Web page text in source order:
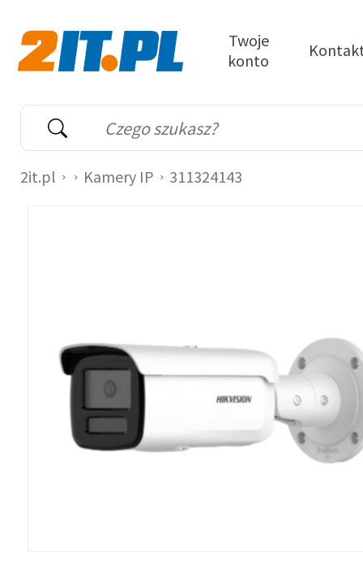
Wyszukiwarka
Słowo kluczowe
Twoje
konto
2it.pl Kamery IP 311324143